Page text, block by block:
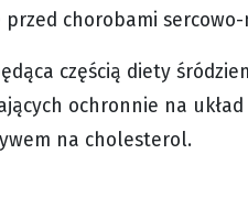
chorobami
częścią diety
ochronnie na
na cholesterol.